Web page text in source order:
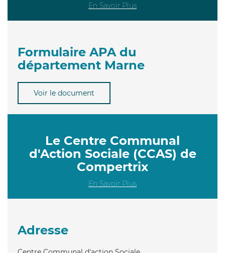
En Savoir Plus
Formulaire APA du
département Marne
Voir le document
Le Centre Communal
d'Action Sociale (CCAS) de
Compertrix
En Savoir Plus
Adresse